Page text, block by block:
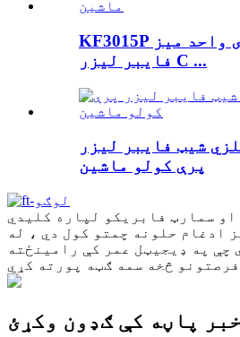
KF3015P بشپړ پوښل شوی واحد میز
فایبر لیزر C ...
شیټ فایبر لیزر
پرې کولو ماشین
موږ هدف د صنعت 4.0 او سمارټ فابریکو لپاره کلیدي
ادغام حلونه چمتو کول دي ، له
چې په ډیجیټل عمر کې رامینځته
پاڼه کې ګډون وکړئ